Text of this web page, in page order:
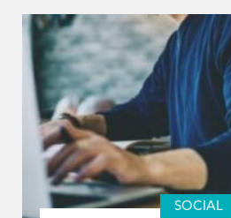
SOCIAL